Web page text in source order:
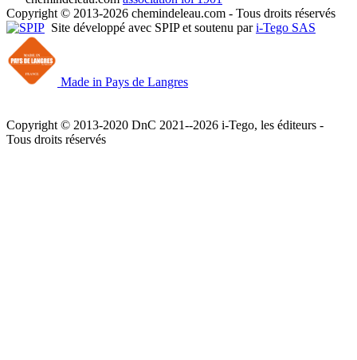
Copyright © 2013-2026 chemindeleau.com - Tous droits réservés
Site développé avec SPIP et soutenu pari-Tego SAS
Made in Pays de Langres
Copyright © 2013-2020 DnC 2021--2026 i-Tego, les éditeurs -
Tous droits réservés